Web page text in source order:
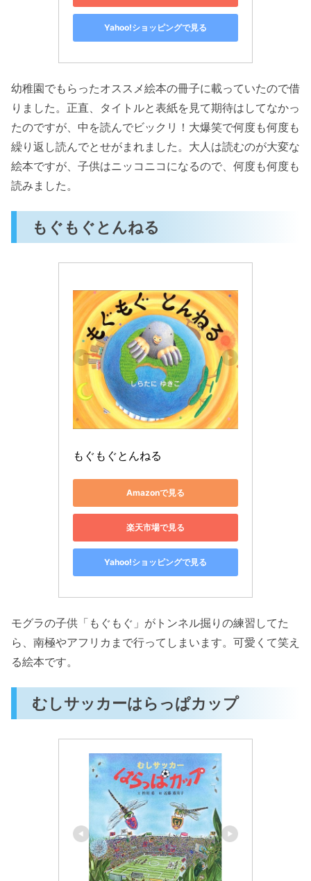
Yahoo!ショッピングで見る
幼稚園でもらったオススメ絵本の冊子に載っていたので借
りました。正直、タイトルと表紙を見て期待はしてなかっ
たのですが、中を読んでビックリ！大爆笑で何度も何度も
繰り返し読んでとせがまれました。大人は読むのが大変な
絵本ですが、子供はニッコニコになるので、何度も何度も
読みました。
もぐもぐとんねる
もぐもぐとんねる
Amazonで見る
楽天市場で見る
Yahoo!ショッピングで見る
モグラの子供「もぐもぐ」がトンネル掘りの練習してた
ら、南極やアフリカまで行ってしまいます。可愛くて笑え
る絵本です。
むしサッカーはらっぱカップ